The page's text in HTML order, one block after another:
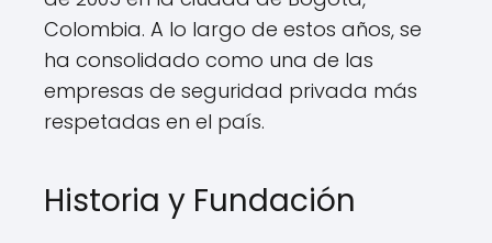
Colombia. A lo largo de estos años, se
ha consolidado como una de las
empresas de seguridad privada más
respetadas en el país.
Historia y Fundación